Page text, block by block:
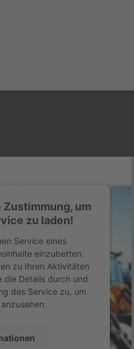
um
zu laden!
Service eines
einzubetten.
zu Ihren Aktivitäten
die Details durch und
des Service zu, um